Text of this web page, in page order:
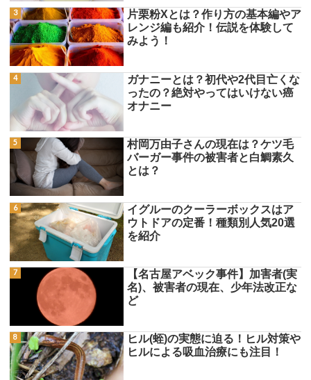
片栗粉Xとは？作り方の基本編やア
レンジ編も紹介！伝説を体験して
みよう！
ガナニーとは？初代や2代目亡くな
ったの？絶対やってはいけない癌
オナニー
村岡万由子さんの現在は？ケツ毛
バーガー事件の被害者と白鯛素久
とは？
イグルーのクーラーボックスはア
ウトドアの定番！種類別人気20選
を紹介
【名古屋アベック事件】加害者(実
名)、被害者の現在、少年法改正な
ど
ヒル(蛭)の実態に迫る！ヒル対策や
ヒルによる吸血治療にも注目！